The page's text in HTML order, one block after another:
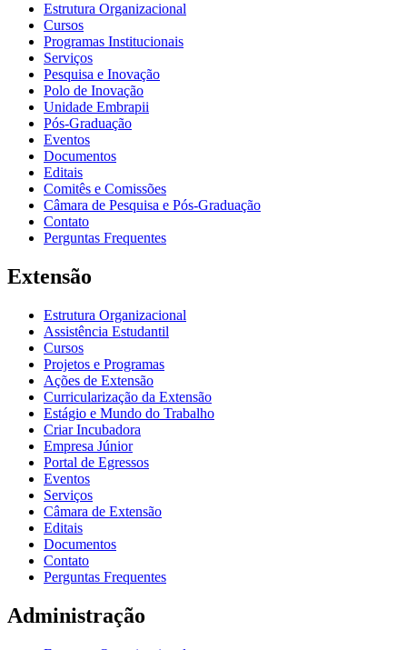
Estrutura Organizacional
Cursos
Programas Institucionais
Serviços
Pesquisa e Inovação
Polo de Inovação
Unidade Embrapii
Pós-Graduação
Eventos
Documentos
Editais
Comitês e Comissões
Câmara de Pesquisa e Pós-Graduação
Contato
Perguntas Frequentes
Extensão
Estrutura Organizacional
Assistência Estudantil
Cursos
Projetos e Programas
Ações de Extensão
Curricularização da Extensão
Estágio e Mundo do Trabalho
Criar Incubadora
Empresa Júnior
Portal de Egressos
Eventos
Serviços
Câmara de Extensão
Editais
Documentos
Contato
Perguntas Frequentes
Administração